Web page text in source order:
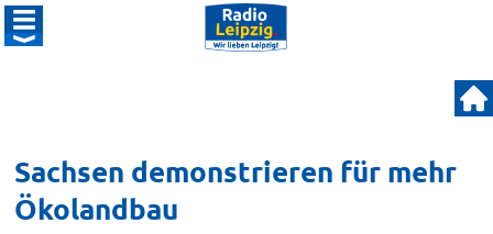
Sachsen demonstrieren für mehr
Ökolandbau